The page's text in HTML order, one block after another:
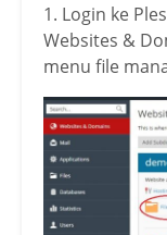
1. Login ke
Websites &
menu file